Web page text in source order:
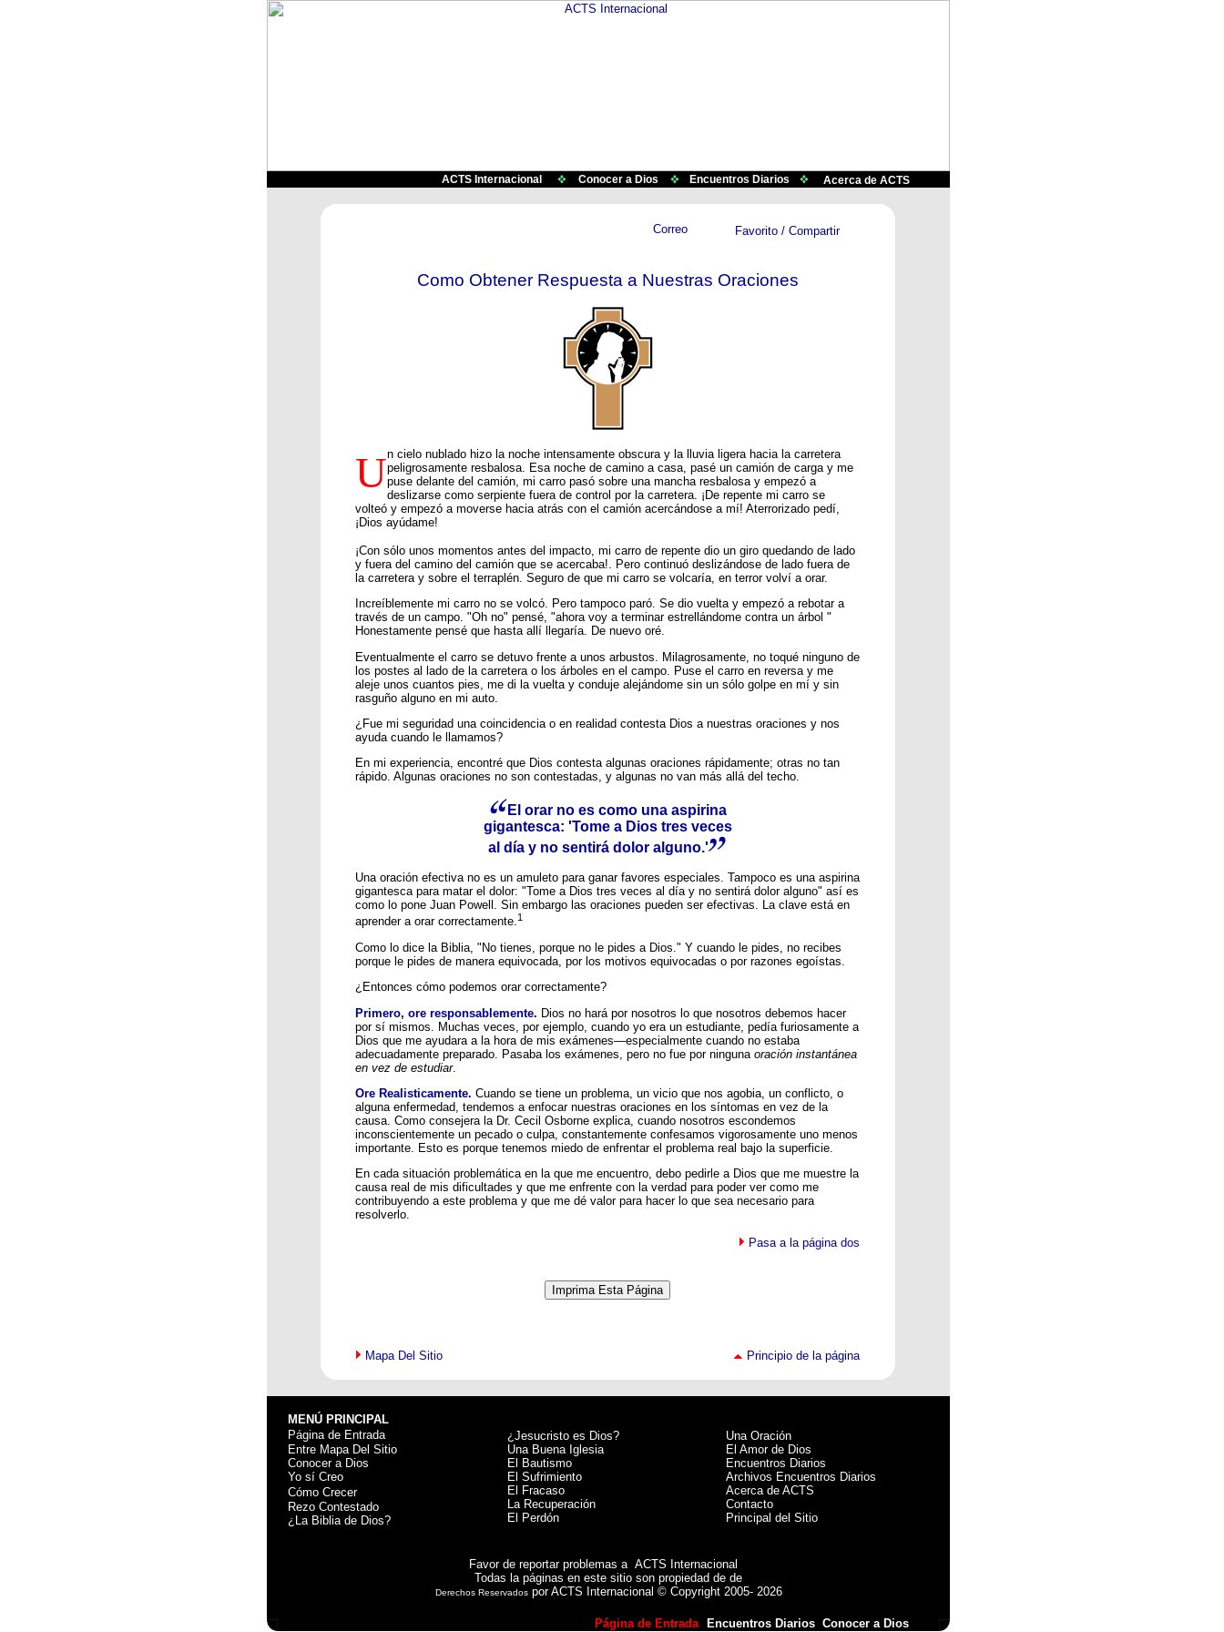
ACTS Internacional Conocer a Dios Encuentros Diarios Acerca de ACTS
Como Obtener Respuesta a Nuestras Oraciones
Un cielo nublado hizo la noche intensamente obscura y la lluvia ligera hacia la carretera
peligrosamente resbalosa. Esa noche de camino a casa, pasé un camión de carga y me
puse delante del camión, mi carro pasó sobre una mancha resbalosa y empezó a
deslizarse como serpiente fuera de control por la carretera. ¡De repente mi carro se
volteó y empezó a moverse hacia atrás con el camión acercándose a mí! Aterrorizado pedí,
¡Dios ayúdame!
¡Con sólo unos momentos antes del impacto, mi carro de repente dio un giro quedando de lado
y fuera del camino del camión que se acercaba!. Pero continuó deslizándose de lado fuera de
la carretera y sobre el terraplén. Seguro de que mi carro se volcaría, en terror volví a orar.
Increíblemente mi carro no se volcó. Pero tampoco paró. Se dio vuelta y empezó a rebotar a
través de un campo. "Oh no" pensé, "ahora voy a terminar estrellándome contra un árbol "
Honestamente pensé que hasta allí llegaría. De nuevo oré.
Eventualmente el carro se detuvo frente a unos arbustos. Milagrosamente, no toqué ninguno de
los postes al lado de la carretera o los árboles en el campo. Puse el carro en reversa y me
aleje unos cuantos pies, me di la vuelta y conduje alejándome sin un sólo golpe en mí y sin
rasguño alguno en mi auto.
¿Fue mi seguridad una coincidencia o en realidad contesta Dios a nuestras oraciones y nos
ayuda cuando le llamamos?
En mi experiencia, encontré que Dios contesta algunas oraciones rápidamente; otras no tan
rápido. Algunas oraciones no son contestadas, y algunas no van más allá del techo.
El orar no es como una aspirina
gigantesca: 'Tome a Dios tres veces
al día y no sentirá dolor alguno.'
Una oración efectiva no es un amuleto para ganar favores especiales. Tampoco es una aspirina
gigantesca para matar el dolor: "Tome a Dios tres veces al día y no sentirá dolor alguno" así es
como lo pone Juan Powell. Sin embargo las oraciones pueden ser efectivas. La clave está en
aprender a orar correctamente.1
Como lo dice la Biblia, "No tienes, porque no le pides a Dios." Y cuando le pides, no recibes
porque le pides de manera equivocada, por los motivos equivocadas o por razones egoístas.
¿Entonces cómo podemos orar correctamente?
Primero, ore responsablemente. Dios no hará por nosotros lo que nosotros debemos hacer
por sí mismos. Muchas veces, por ejemplo, cuando yo era un estudiante, pedía furiosamente a
Dios que me ayudara a la hora de mis exámenes—especialmente cuando no estaba
adecuadamente preparado. Pasaba los exámenes, pero no fue por ninguna oración instantánea
en vez de estudiar.
Ore Realisticamente. Cuando se tiene un problema, un vicio que nos agobia, un conflicto, o
alguna enfermedad, tendemos a enfocar nuestras oraciones en los síntomas en vez de la
causa. Como consejera la Dr. Cecil Osborne explica, cuando nosotros escondemos
inconscientemente un pecado o culpa, constantemente confesamos vigorosamente uno menos
importante. Esto es porque tenemos miedo de enfrentar el problema real bajo la superficie.
En cada situación problemática en la que me encuentro, debo pedirle a Dios que me muestre la
causa real de mis dificultades y que me enfrente con la verdad para poder ver como me
contribuyendo a este problema y que me dé valor para hacer lo que sea necesario para
resolverlo.
Pasa a la página dos
Mapa Del Sitio Principio de la página
MENÚ PRINCIPAL
Página de Entrada
Entre Mapa Del Sitio
Conocer a Dios
Yo sí Creo
Cómo Crecer>
Rezo Contestado
¿La Biblia de Dios?
¿Jesucristo es Dios?
Una Buena Iglesia
El Bautismo
El Sufrimiento
El Fracaso
La Recuperación
El Perdón
Una Oración
El Amor de Dios
Encuentros Diarios
Archivos Encuentros Diarios
Acerca de ACTS
Contacto
Principal del Sitio
Favor de reportar problemas a ACTS Internacional
Todas la páginas en este sitio son propiedad de de
Derechos Reservadospor ACTS Internacional © Copyright 2005- 2026
Página de Entrada Encuentros Diarios Conocer a Dios